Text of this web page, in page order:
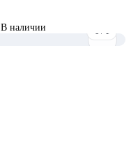
В наличии